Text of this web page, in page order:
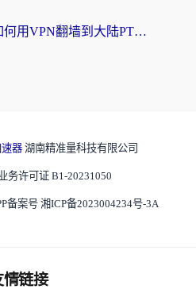
海外党必看：如何用VPN翻墙到大陆PTT？一篇解决你所有回国加速痛点
器 湖南精准量科技有限公司
务许可证 B1-20231050
备案号 湘ICP备2023004234号-3A
情链接